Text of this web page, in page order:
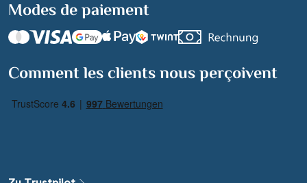
Modes de paiement
Comment les clients nous perçoivent